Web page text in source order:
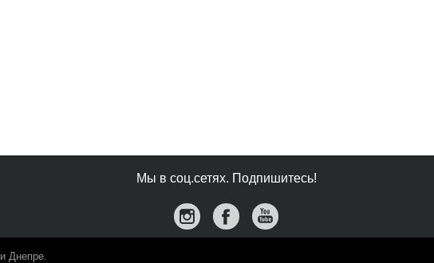
Мы в соц.сетях. Подпишитесь!
Днепре.